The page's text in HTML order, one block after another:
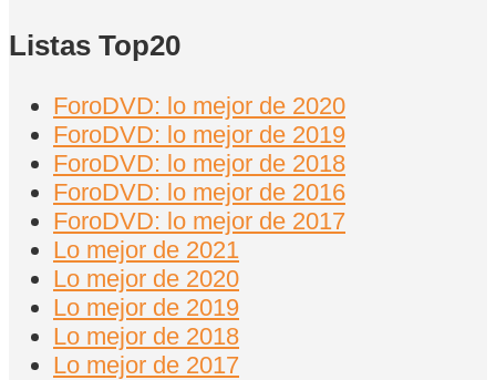
Listas Top20
ForoDVD: lo mejor de 2020
ForoDVD: lo mejor de 2019
ForoDVD: lo mejor de 2018
ForoDVD: lo mejor de 2016
ForoDVD: lo mejor de 2017
Lo mejor de 2021
Lo mejor de 2020
Lo mejor de 2019
Lo mejor de 2018
Lo mejor de 2017